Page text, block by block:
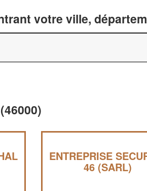
votre ville,
ENTREPRISE
46 (SARL)